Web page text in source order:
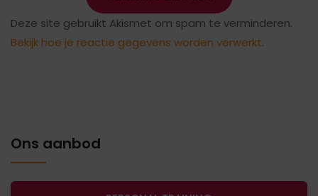
Deze site gebruikt Akismet om spam te verminderen.
Bekijk hoe je reactie gegevens worden verwerkt.
Ons aanbod